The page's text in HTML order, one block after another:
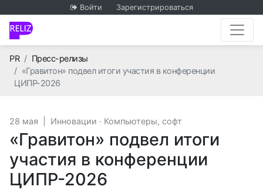
Войти Зарегистрироваться
PRГлавная
Пресс-релизы
«Гравитон» подвел итоги участия в конференции
ЦИПР-2026
28 мая Инновации · Компьютеры, софт
«Гравитон» подвел итоги
участия в конференции
ЦИПР-2026